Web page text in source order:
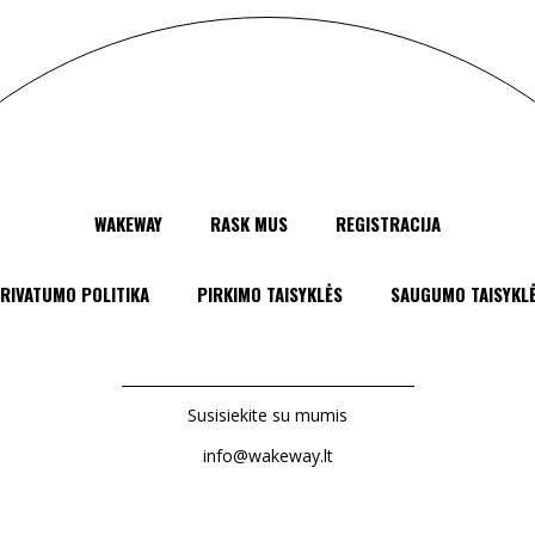
WAKEWAY RASK MUS REGISTRACIJA
POLITIKA PIRKIMO TAISYKLĖS SAUGUMO
Susisiekite su mumis
info@wakeway.lt